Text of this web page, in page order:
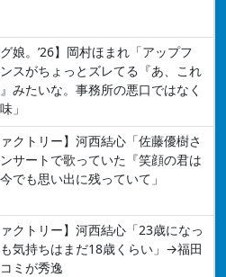
グ娘。’26】岡村ほまれ「アップフ
スがちょっとズレてる『あ、これ
みたいな。事務所の悪口ではなく
」
ァクトリー】河西結心「佐藤優樹さ
サートで歌っていた『笑顔の君は
でも思い出に残っていて」
ァクトリー】河西結心「23歳になっ
気持ちはまだ18歳くらい」→福田
ミが秀逸